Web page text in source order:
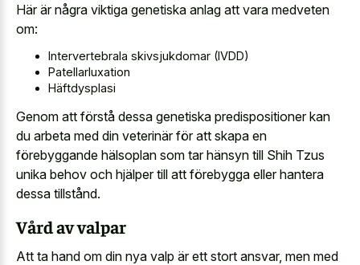
Här är några viktiga genetiska anlag att vara medveten
om:
Intervertebrala skivsjukdomar (IVDD)
Patellarluxation
Häftdysplasi
Genom att förstå dessa genetiska predispositioner kan
du arbeta med din veterinär för att skapa en
förebyggande hälsoplan som tar hänsyn till Shih Tzus
unika behov och hjälper till att förebygga eller hantera
dessa tillstånd.
Vård av valpar
Att ta hand om din nya valp är ett stort ansvar, men med